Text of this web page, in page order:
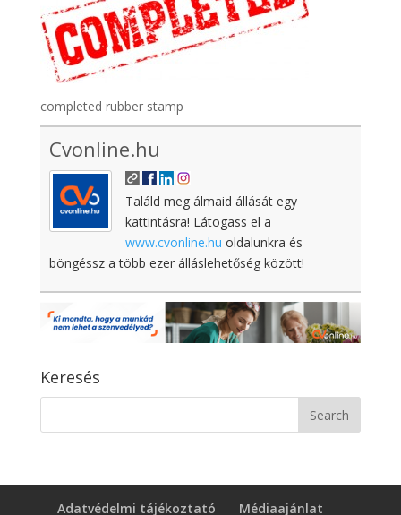
completed rubber stamp
Cvonline.hu
Találd meg álmaid állását egy
kattintásra! Látogass el a
www.cvonline.hu oldalunkra és
böngéssz a több ezer álláslehetőség között!
Keresés
Adatvédelmi tájékoztató Médiaajánlat